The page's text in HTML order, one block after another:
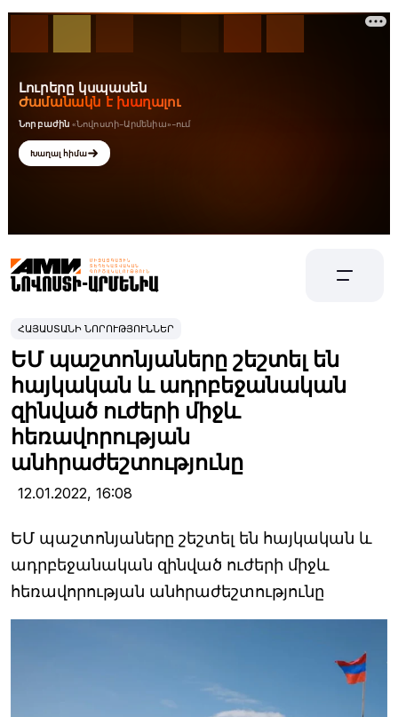
ՀԱՅԱՍՏԱՆԻ ՆՈՐՈՒԹՅՈՒՆՆԵՐ
ԵՄ պաշտոնյաները շեշտել են
հայկական և ադրբեջանական
զինված ուժերի միջև
հեռավորության
անհրաժեշտությունը
12.01.2022, 16:08
ԵՄ պաշտոնյաները շեշտել են հայկական և
ադրբեջանական զինված ուժերի միջև
հեռավորության անհրաժեշտությունը